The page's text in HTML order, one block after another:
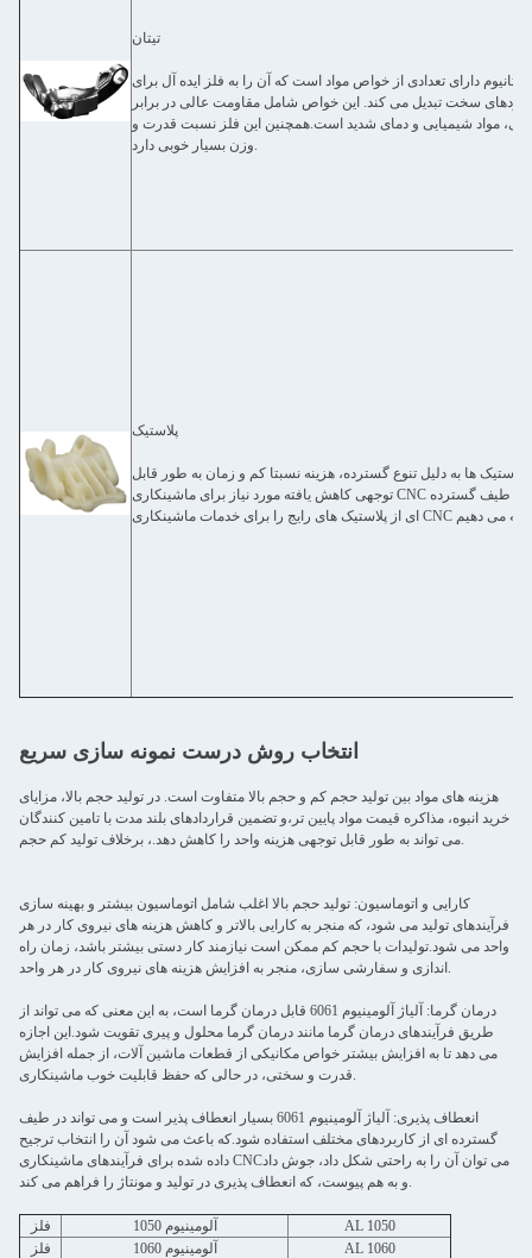
تیتان
تیتانیوم دارای تعدادی از خواص مواد است که آن را به فلز ایده آل برای
سخت تبدیل می کند. این خواص شامل مقاومت عالی در برابر
مواد شیمیایی و دمای شدید است.همچنین این فلز نسبت قدرت و
وزن بسیار خوبی دارد.
پلاستیک
پلاستیک ها به دلیل تنوع گسترده، هزینه نسبتا کم و زمان به طور قابل
توجهی کاهش یافته مورد نیاز برای ماشینکاری CNC هستند.ما طیف گسترده
انتخاب روش درست نمونه سازی سریع
هزینه های مواد بین تولید حجم کم و حجم بالا متفاوت است. در تولید حجم بالا، مزایای
خرید انبوه، مذاکره قیمت مواد پایین تر،و تضمین قراردادهای بلند مدت با تامین کنندگان
می تواند به طور قابل توجهی هزینه واحد را کاهش دهد.، برخلاف تولید کم حجم.
کارایی و اتوماسیون: تولید حجم بالا اغلب شامل اتوماسیون بیشتر و بهینه سازی
فرآیندهای تولید می شود، که منجر به کارایی بالاتر و کاهش هزینه های نیروی کار در هر
واحد می شود.تولیدات با حجم کم ممکن است نیازمند کار دستی بیشتر باشد، زمان راه
اندازی و سفارشی سازی، منجر به افزایش هزینه های نیروی کار در هر واحد.
درمان گرما: آلیاژ آلومینیوم 6061 قابل درمان گرما است، به این معنی که می تواند از
طریق فرآیندهای درمان گرما مانند درمان گرما محلول و پیری تقویت شود.این اجازه
می دهد تا به افزایش بیشتر خواص مکانیکی از قطعات ماشین آلات، از جمله افزایش
قدرت و سختی، در حالی که حفظ قابلیت خوب ماشینکاری.
انعطاف پذیری: آلیاژ آلومینیوم 6061 بسیار انعطاف پذیر است و می تواند در طیف
گسترده ای از کاربردهای مختلف استفاده شود.که باعث می شود آن را انتخاب ترجیح
داده شده برای فرآیندهای ماشینکاری CNCمی توان آن را به راحتی شکل داد، جوش داد
و به هم پیوست، که انعطاف پذیری در تولید و مونتاژ را فراهم می کند.
فلز آلومینیوم 1050
AL 1050
فلز
آلومینیوم 1060
AL 1060